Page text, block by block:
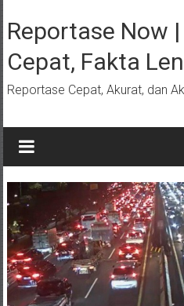
ke
konten
Reportase Now
Cepat, Fakta
Reportase Cepat, Akurat, dan